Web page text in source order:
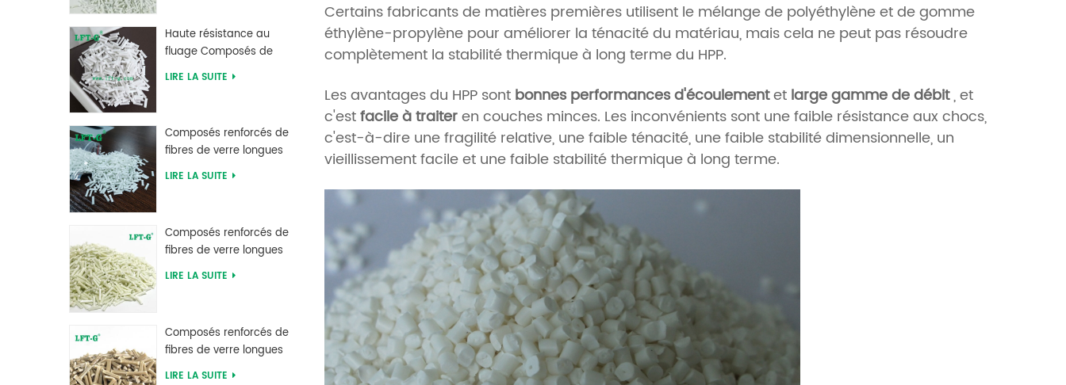
Haute résistance au
fluage Composés de
fibres de verre longues
LIRE LA SUITE
Composés renforcés de
fibres de verre longues
en polybutylène
LIRE LA SUITE
Composés renforcés de
fibres de verre longues
en polyphtalamide PPA
LIRE LA SUITE
Composés renforcés de
fibres de verre longues
en sulfure de
LIRE LA SUITE
Certains fabricants de matières premières utilisent le mélange de polyéthylène et de gomme
éthylène-propylène pour améliorer la ténacité du matériau, mais cela ne peut pas résoudre
complètement la stabilité thermique à long terme du HPP.
Les avantages du HPP sont bonnes performances d'écoulementet large gamme de débit, et
c'estfacile à traiteren couches minces. Les inconvénients sont une faible résistance aux chocs,
c'est-à-dire une fragilité relative, une faible ténacité, une faible stabilité dimensionnelle, un
vieillissement facile et une faible stabilité thermique à long terme.